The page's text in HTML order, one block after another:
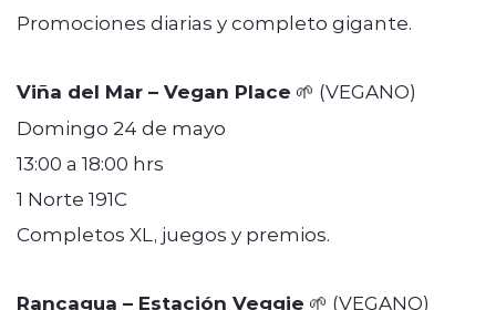
Promociones diarias y completo gigante.
Viña del Mar – Vegan Place 🌱 (VEGANO)
Domingo 24 de mayo
13:00 a 18:00 hrs
1 Norte 191C
Completos XL, juegos y premios.
Rancagua – Estación Veggie 🌱 (VEGANO)